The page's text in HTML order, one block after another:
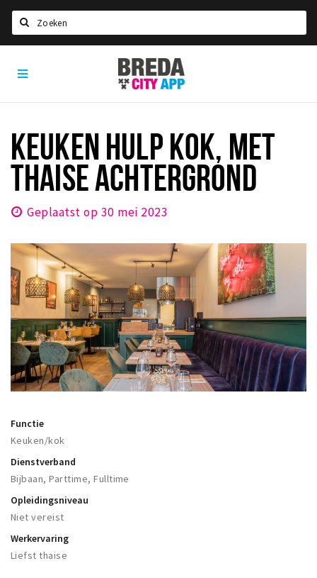
Home
Party pics
Nieuws, interviews & blogs
Eten
Slapen
Recreatief
Winkels
Winkelgebieden
Parkeren
Musea, theaters & podia
Uitjes & activiteiten
Toeristische routes
Natuurgebieden
Baroniepoorten
Sport
Breda
City
App
KEUKEN HULP KOK, MET
THAISE ACHTERGROND
Geplaatst op 30 mei 2023
Functie
Keuken/kok
Dienstverband
Bijbaan, Parttime, Fulltime
Opleidingsniveau
Niet vereist
Werkervaring
Liefst thaise